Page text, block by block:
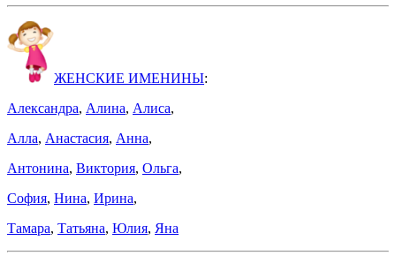
ЖЕНСКИЕ ИМЕНИНЫ:
Александра, Алина, Алиса,
Алла, Анастасия, Анна,
Антонина, Виктория, Ольга,
София, Нина, Ирина,
Тамара, Татьяна, Юлия, Яна